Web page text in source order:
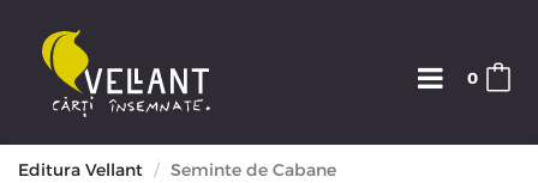
0
Editura Vellant Seminte de Cabane